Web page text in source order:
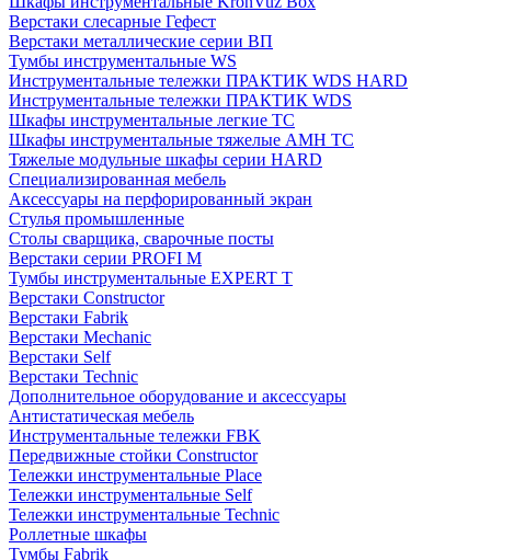
Верстаки слесарные Гефест
Верстаки металлические серии ВП
Тумбы инструментальные WS
Инструментальные тележки ПРАКТИК WDS HARD
Инструментальные тележки ПРАКТИК WDS
Шкафы инструментальные легкие ТС
Шкафы инструментальные тяжелые AMH TC
Тяжелые модульные шкафы серии HARD
Cпециализированная мебель
Аксессуары на перфорированный экран
Стулья промышленные
Столы сварщика, сварочные посты
Верстаки серии PROFI M
Тумбы инструментальные EXPERT T
Верстаки Constructor
Верстаки Fabrik
Верстаки Mechanic
Верстаки Self
Верстаки Technic
Дополнительное оборудование и аксессуары
Антистатическая мебель
Инструментальные тележки FBK
Передвижные стойки Constructor
Тележки инструментальные Place
Тележки инструментальные Self
Тележки инструментальные Technic
Роллетные шкафы
Тумбы Fabrik